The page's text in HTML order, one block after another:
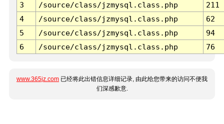
3 /source/class/jzmysql.class.php
211
4
/source/class/jzmysql.class.php
62
5
/source/class/jzmysql.class.php
94
6
/source/class/jzmysql.class.php 76
www.365jz.com 已经将此出错信息详细记录, 由此给您带来的访问不便我
们深感歉意.